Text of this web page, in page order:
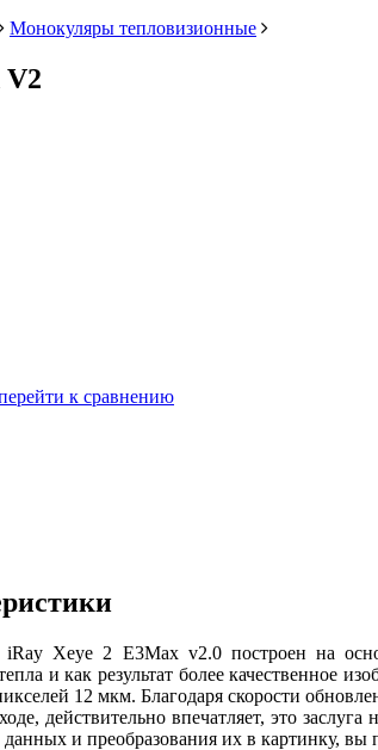
Монокуляры тепловизионные
V2
к сравнению
Xeye 2 E3Max v2.0 построен на
и как результат более качественное
12 мкм. Благодаря скорости
действительно впечатляет, это
и преобразования их в картинку,